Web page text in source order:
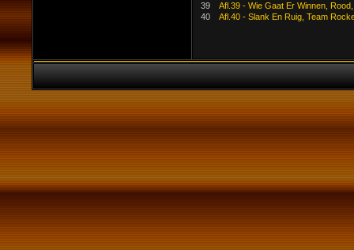
39
Afl.39 - Wie Gaat Er Winnen,
40
Afl.40 - Slank En Ruig, Team